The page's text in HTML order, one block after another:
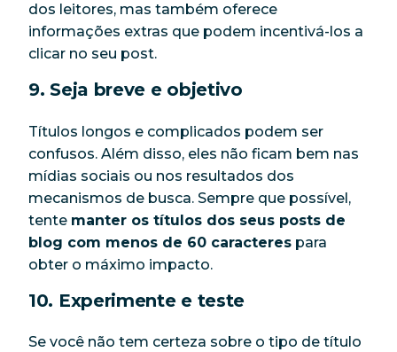
dos leitores, mas também oferece
informações extras que podem incentivá-los a
clicar no seu post.
9. Seja breve e objetivo
Títulos longos e complicados podem ser
confusos. Além disso, eles não ficam bem nas
mídias sociais ou nos resultados dos
mecanismos de busca. Sempre que possível,
tente manter os títulos dos seus posts de
blog com menos de 60 caracteres para
obter o máximo impacto.
10. Experimente e teste
Se você não tem certeza sobre o tipo de título